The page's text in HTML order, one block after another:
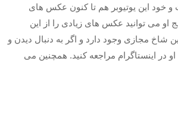
خود این یوتیوبر هم تا کنون عکس های
او می توانید عکس های زیادی را از این
شاخ مجازی وجود دارد و اگر به دنبال دیدن و
در اینستاگرام مراجعه کنید. همچنین می